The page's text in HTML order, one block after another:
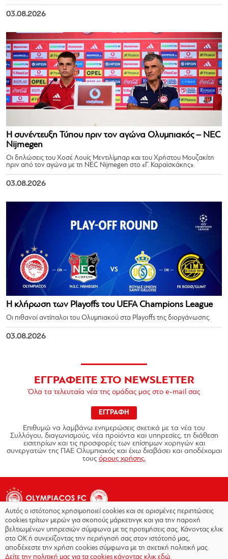
03.08.2026
Η συνέντευξη Τύπου πριν τον αγώνα Ολυμπιακός – NEC
Nijmegen
Οι δηλώσεις του Χοσέ Λουίς Μεντιλίμπαρ και του Χρήστου Μουζακίτη
πριν από τον αγώνα με τη NEC Nijmegen στο «Γ. Καραϊσκάκης».
03.08.2026
Η κλήρωση των Playoffs του UEFA Champions League
Οι πιθανοί αντίπαλοι του Ολυμπιακού στα Playoffs της διοργάνωσης.
03.08.2026
ΕΓΓΡΑΦΕΙΤΕ ΣΤΟ NEWSLETTER
Όλα τα τελευταία νέα της ομάδας μας στο e-mail σας
ΕΓΓΡΑΦΗ
Επιθυμώ να λαμβάνω ενημερώσεις σχετικά με τα νέα του
Συλλόγου, διαγωνισμούς, νέα προϊόντα και υπηρεσίες, τη διάθεση
εισιτηρίων και τις προσφορές των επίσημων χορηγών και
συνεργατών της ΠΑΕ Ολυμπιακός και έχω διαβάσει και αποδέχομαι
τους όρους χρήσης.
Copyright © 2026 - Olympiacos.org
Αυτός ο ιστότοπος χρησιμοποιεί cookies και σε ορισμένες περιπτώσεις
cookies τρίτων μερών για σκοπούς μάρκετινγκ και για την παροχή
βελτιωμένων υπηρεσιών σύμφωνα με τις προτιμήσεις σας. Κάνοντας κλικ
στο OK ή συνεχίζοντας την περιήγησή σας στον ιστότοπό μας,
αποδέχεστε την χρήση cookies σύμφωνα με τη σχετική πολιτική μας.
Δείτε την πολιτική μας για τα cookies κάνοντας κλικ εδώ.